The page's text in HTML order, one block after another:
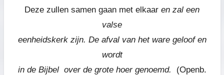
Deze zullen samen gaan met elkaar en zal een
valse
eenheidskerk zijn. De afval van het ware geloof en
wordt
in de Bijbel over de grote hoer genoemd. (Openb.